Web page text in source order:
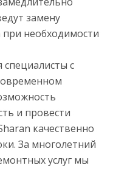
замену
необходимости
специалисты с
и провести
качественно
За многолетний
услуг мы